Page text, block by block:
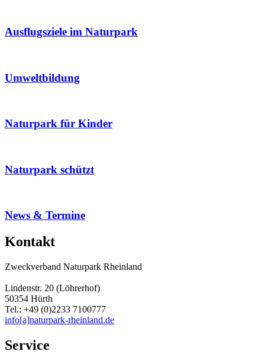
Ausflugsziele im Naturpark
Umweltbildung
Naturpark für Kinder
Naturpark schützt
News & Termine
Kontakt
Zweckverband Naturpark Rheinland
Lindenstr. 20 (Löhrerhof)
50354 Hürth
Tel.: +49 (0)2233 7100777
info[a]naturpark-rheinland.de
Service